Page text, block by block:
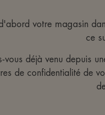
votre magasin
ce
vous déjà venu depuis
de confidentialité de